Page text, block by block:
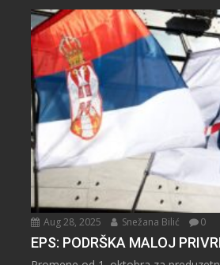
Aug 28, 2025 Snežana Bilić 0
EPS: PODRŠKA MALOJ